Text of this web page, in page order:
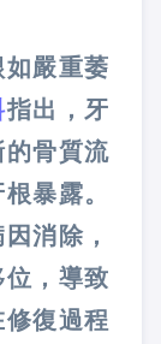
嚴重萎
指出，牙
的骨質流
暴露。
消除，
，導致
復過程